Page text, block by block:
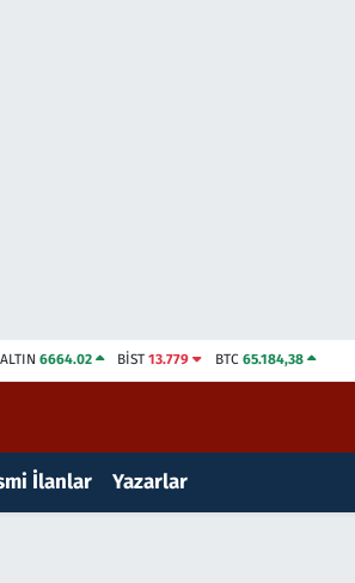
ALTIN 6664.02 BİST13.779 BTC 65.184,38
İlanlar Yazarlar